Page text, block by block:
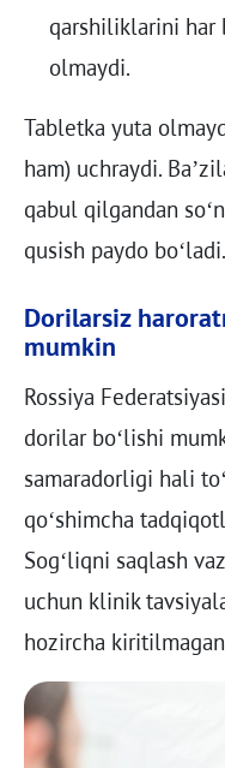
qarshiliklarini har
olmaydi.
Tabletka yuta
ham) uchraydi.
qabul qilgandan
qusish paydo bo‘ladi.
Dorilarsiz
mumkin
Rossiya
dorilar bo‘lishi
samaradorligi hali
qo‘shimcha
Sog‘liqni saqlash
uchun klinik
hozircha